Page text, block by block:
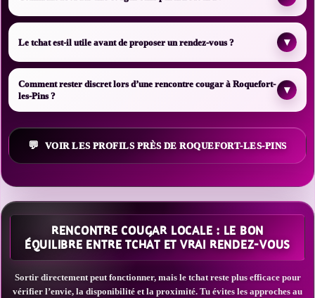
Le tchat est-il utile avant de proposer un rendez-vous ? ▾
Comment rester discret lors d’une rencontre cougar à Roquefort-
les-Pins ?
▾
VOIR LES PROFILS PRÈS DE ROQUEFORT-LES-PINS
RENCONTRE COUGAR LOCALE : LE BON
ÉQUILIBRE ENTRE TCHAT ET VRAI RENDEZ-VOUS
Sortir directement peut fonctionner, mais le tchat reste plus efficace pour
vérifier l’envie, la disponibilité et la proximité. Tu évites les approches au